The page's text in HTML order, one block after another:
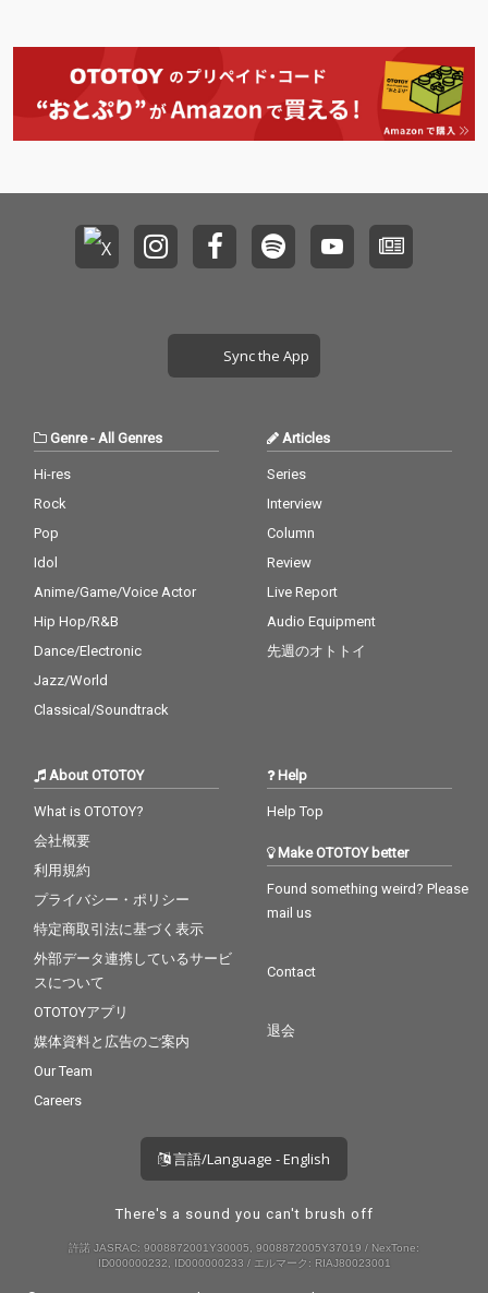
Sync the App
Genre-All Genres
Hi-res
Rock
Pop
Idol
Anime/Game/Voice Actor
Hip Hop/R&B
Dance/Electronic
Jazz/World
Classical/Soundtrack
Articles
Series
Interview
Column
Review
Live Report
Audio Equipment
先週のオトトイ
About OTOTOY
What is OTOTOY?
会社概要
利用規約
プライバシー・ポリシー
特定商取引法に基づく表示
外部データ連携しているサービ
スについて
OTOTOYアプリ
媒体資料と広告のご案内
Our Team
Careers
Help
Help Top
Make OTOTOY better
Found something weird? Please
mail us
Contact
退会
言語/Language - English
There's a sound you can't brush off
許諾 JASRAC: 9008872001Y30005, 9008872005Y37019 / NexTone:
ID000000232, ID000000233 / エルマーク: RIAJ80023001